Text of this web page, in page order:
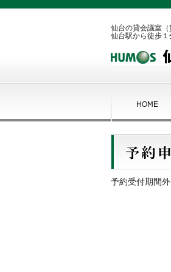
仙台の貸会議室
仙台駅から徒歩
予約受付期間外